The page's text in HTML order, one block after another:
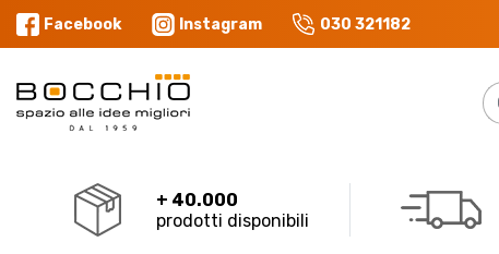
Facebook Instagram 030 321182
+ 40.000
prodotti disponibili